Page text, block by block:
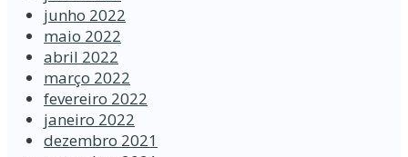
junho 2022
maio 2022
abril 2022
março 2022
fevereiro 2022
janeiro 2022
dezembro 2021